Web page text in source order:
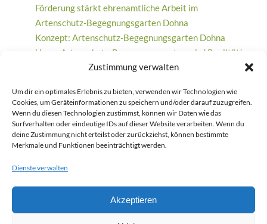
Zustimmung verwalten
Um dir ein optimales Erlebnis zu bieten, verwenden wir Technologien wie
Cookies, um Geräteinformationen zu speichern und/oder darauf zuzugreifen.
Wenn du diesen Technologien zustimmst, können wir Daten wie das
Surfverhalten oder eindeutige IDs auf dieser Website verarbeiten. Wenn du
deine Zustimmung nicht erteilst oder zurückziehst, können bestimmte
Merkmale und Funktionen beeinträchtigt werden.
Dienste verwalten
Akzeptieren
Förderung stärkt ehrenamtliche Arbeit im
Artenschutz-Begegnungsgarten Dohna
Konzept: Artenschutz-Begegnungsgarten Dohna
Unser Artenschutz-Begegnungsgarten wird Realität!
Ein Meilenstein für den Artenschutz: 500. Nistkasten
Wohnungsgenossenschaft Aufbau Dresden feiert 70-
jähriges Jubiläum und unterstützt Artenschutz und
Bildungsarbeit
Neueste Kommentare
Eigenheim sucht Vogelfamilie